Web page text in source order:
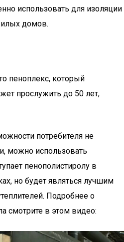
использовать для изоляции
домов.
пеноплекс, который
прослужить до 50 лет,
потребителя не
можно использовать
пенополистиролу в
но будет являться лучшим
Подробнее о
смотрите в этом видео: